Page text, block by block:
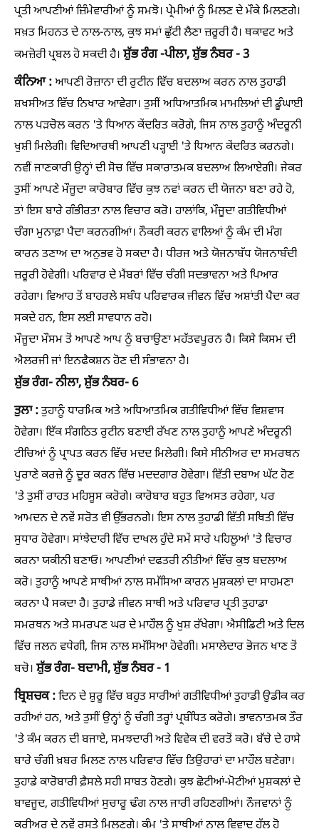
ਪ੍ਰਤੀ ਆਪਣੀਆਂ ਜ਼ਿੰਮੇਵਾਰੀਆਂ ਨੂੰ ਸਮਝੋ। ਪ੍ਰੇਮੀਆਂ ਨੂੰ ਮਿਲਣ ਦੇ ਮੌਕੇ ਮਿਲਣਗੇ।
ਸਖ਼ਤ ਮਿਹਨਤ ਦੇ ਨਾਲ-ਨਾਲ, ਕੁਝ ਸਮਾਂ ਛੁੱਟੀ ਲੈਣਾ ਜ਼ਰੂਰੀ ਹੈ। ਥਕਾਵਟ ਅਤੇ
ਕਮਜ਼ੋਰੀ ਪ੍ਰਬਲ ਹੋ ਸਕਦੀ ਹੈ। ਸ਼ੁੱਭ ਰੰਗ -ਪੀਲਾ, ਸ਼ੁੱਭ ਨੰਬਰ - 3
ਕੰਨਿਆ :ਆਪਣੀ ਰੋਜ਼ਾਨਾ ਦੀ ਰੁਟੀਨ ਵਿੱਚ ਬਦਲਾਅ ਕਰਨ ਨਾਲ ਤੁਹਾਡੀ
ਸ਼ਖਸੀਅਤ ਵਿੱਚ ਨਿਖਾਰ ਆਵੇਗਾ। ਤੁਸੀਂ ਅਧਿਆਤਮਿਕ ਮਾਮਲਿਆਂ ਦੀ ਡੂੰਘਾਈ
ਨਾਲ ਪੜਚੋਲ ਕਰਨ 'ਤੇ ਧਿਆਨ ਕੇਂਦਰਿਤ ਕਰੋਗੇ, ਜਿਸ ਨਾਲ ਤੁਹਾਨੂੰ ਅੰਦਰੂਨੀ
ਖੁਸ਼ੀ ਮਿਲੇਗੀ। ਵਿਦਿਆਰਥੀ ਆਪਣੀ ਪੜ੍ਹਾਈ 'ਤੇ ਧਿਆਨ ਕੇਂਦਰਿਤ ਕਰਨਗੇ।
ਨਵੀਂ ਜਾਣਕਾਰੀ ਉਨ੍ਹਾਂ ਦੀ ਸੋਚ ਵਿੱਚ ਸਕਾਰਾਤਮਕ ਬਦਲਾਅ ਲਿਆਏਗੀ। ਜੇਕਰ
ਤੁਸੀਂ ਆਪਣੇ ਮੌਜੂਦਾ ਕਾਰੋਬਾਰ ਵਿੱਚ ਕੁਝ ਨਵਾਂ ਕਰਨ ਦੀ ਯੋਜਨਾ ਬਣਾ ਰਹੇ ਹੋ,
ਤਾਂ ਇਸ ਬਾਰੇ ਗੰਭੀਰਤਾ ਨਾਲ ਵਿਚਾਰ ਕਰੋ। ਹਾਲਾਂਕਿ, ਮੌਜੂਦਾ ਗਤੀਵਿਧੀਆਂ
ਚੰਗਾ ਮੁਨਾਫ਼ਾ ਪੈਦਾ ਕਰਨਗੀਆਂ। ਨੌਕਰੀ ਕਰਨ ਵਾਲਿਆਂ ਨੂੰ ਕੰਮ ਦੀ ਮੰਗ
ਕਾਰਨ ਤਣਾਅ ਦਾ ਅਨੁਭਵ ਹੋ ਸਕਦਾ ਹੈ। ਧੀਰਜ ਅਤੇ ਯੋਜਨਾਬੱਧ ਯੋਜਨਾਬੰਦੀ
ਜ਼ਰੂਰੀ ਹੋਵੇਗੀ। ਪਰਿਵਾਰ ਦੇ ਮੈਂਬਰਾਂ ਵਿੱਚ ਚੰਗੀ ਸਦਭਾਵਨਾ ਅਤੇ ਪਿਆਰ
ਰਹੇਗਾ। ਵਿਆਹ ਤੋਂ ਬਾਹਰਲੇ ਸਬੰਧ ਪਰਿਵਾਰਕ ਜੀਵਨ ਵਿੱਚ ਅਸ਼ਾਂਤੀ ਪੈਦਾ ਕਰ
ਸਕਦੇ ਹਨ, ਇਸ ਲਈ ਸਾਵਧਾਨ ਰਹੋ।
ਮੌਜੂਦਾ ਮੌਸਮ ਤੋਂ ਆਪਣੇ ਆਪ ਨੂੰ ਬਚਾਉਣਾ ਮਹੱਤਵਪੂਰਨ ਹੈ। ਕਿਸੇ ਕਿਸਮ ਦੀ
ਐਲਰਜੀ ਜਾਂ ਇਨਫੈਕਸ਼ਨ ਹੋਣ ਦੀ ਸੰਭਾਵਨਾ ਹੈ।
ਸ਼ੁੱਭ ਰੰਗ- ਨੀਲਾ, ਸ਼ੁੱਭ ਨੰਬਰ- 6
ਤੁਲਾ :ਤੁਹਾਨੂੰ ਧਾਰਮਿਕ ਅਤੇ ਅਧਿਆਤਮਿਕ ਗਤੀਵਿਧੀਆਂ ਵਿੱਚ ਵਿਸ਼ਵਾਸ
ਹੋਵੇਗਾ। ਇੱਕ ਸੰਗਠਿਤ ਰੁਟੀਨ ਬਣਾਈ ਰੱਖਣ ਨਾਲ ਤੁਹਾਨੂੰ ਆਪਣੇ ਅੰਦਰੂਨੀ
ਟੀਚਿਆਂ ਨੂੰ ਪ੍ਰਾਪਤ ਕਰਨ ਵਿੱਚ ਮਦਦ ਮਿਲੇਗੀ। ਕਿਸੇ ਸੀਨੀਅਰ ਦਾ ਸਮਰਥਨ
ਪੁਰਾਣੇ ਕਰਜ਼ੇ ਨੂੰ ਦੂਰ ਕਰਨ ਵਿੱਚ ਮਦਦਗਾਰ ਹੋਵੇਗਾ। ਵਿੱਤੀ ਦਬਾਅ ਘੱਟ ਹੋਣ
'ਤੇ ਤੁਸੀਂ ਰਾਹਤ ਮਹਿਸੂਸ ਕਰੋਗੇ। ਕਾਰੋਬਾਰ ਬਹੁਤ ਵਿਅਸਤ ਰਹੇਗਾ, ਪਰ
ਆਮਦਨ ਦੇ ਨਵੇਂ ਸਰੋਤ ਵੀ ਉੱਭਰਨਗੇ। ਇਸ ਨਾਲ ਤੁਹਾਡੀ ਵਿੱਤੀ ਸਥਿਤੀ ਵਿੱਚ
ਸੁਧਾਰ ਹੋਵੇਗਾ। ਸਾਂਝੇਦਾਰੀ ਵਿੱਚ ਦਾਖਲ ਹੁੰਦੇ ਸਮੇਂ ਸਾਰੇ ਪਹਿਲੂਆਂ 'ਤੇ ਵਿਚਾਰ
ਕਰਨਾ ਯਕੀਨੀ ਬਣਾਓ। ਆਪਣੀਆਂ ਦਫਤਰੀ ਨੀਤੀਆਂ ਵਿੱਚ ਕੁਝ ਬਦਲਾਅ
ਕਰੋ। ਤੁਹਾਨੂੰ ਆਪਣੇ ਸਾਥੀਆਂ ਨਾਲ ਸਮੱਸਿਆ ਕਾਰਨ ਮੁਸ਼ਕਲਾਂ ਦਾ ਸਾਹਮਣਾ
ਕਰਨਾ ਪੈ ਸਕਦਾ ਹੈ। ਤੁਹਾਡੇ ਜੀਵਨ ਸਾਥੀ ਅਤੇ ਪਰਿਵਾਰ ਪ੍ਰਤੀ ਤੁਹਾਡਾ
ਸਮਰਥਨ ਅਤੇ ਸਮਰਪਣ ਘਰ ਦੇ ਮਾਹੌਲ ਨੂੰ ਖੁਸ਼ ਰੱਖੇਗਾ। ਐਸੀਡਿਟੀ ਅਤੇ ਦਿਲ
ਵਿੱਚ ਜਲਨ ਵਧੇਗੀ, ਜਿਸ ਨਾਲ ਸਮੱਸਿਆ ਹੋਵੇਗੀ। ਮਸਾਲੇਦਾਰ ਭੋਜਨ ਖਾਣ ਤੋਂ
ਬਚੋ। ਸ਼ੁੱਭ ਰੰਗ- ਬਦਾਮੀ, ਸ਼ੁੱਭ ਨੰਬਰ - 1
ਬ੍ਰਿਸ਼ਚਕ :ਦਿਨ ਦੇ ਸ਼ੁਰੂ ਵਿੱਚ ਬਹੁਤ ਸਾਰੀਆਂ ਗਤੀਵਿਧੀਆਂ ਤੁਹਾਡੀ ਉਡੀਕ ਕਰ
ਰਹੀਆਂ ਹਨ, ਅਤੇ ਤੁਸੀਂ ਉਨ੍ਹਾਂ ਨੂੰ ਚੰਗੀ ਤਰ੍ਹਾਂ ਪ੍ਰਬੰਧਿਤ ਕਰੋਗੇ। ਭਾਵਨਾਤਮਕ ਤੌਰ
'ਤੇ ਕੰਮ ਕਰਨ ਦੀ ਬਜਾਏ, ਸਮਝਦਾਰੀ ਅਤੇ ਵਿਵੇਕ ਦੀ ਵਰਤੋਂ ਕਰੋ। ਬੱਚੇ ਦੇ ਹਾਸੇ
ਬਾਰੇ ਚੰਗੀ ਖ਼ਬਰ ਮਿਲਣ ਨਾਲ ਪਰਿਵਾਰ ਵਿੱਚ ਤਿਉਹਾਰਾਂ ਦਾ ਮਾਹੌਲ ਬਣੇਗਾ।
ਤੁਹਾਡੇ ਕਾਰੋਬਾਰੀ ਫ਼ੈਸਲੇ ਸਹੀ ਸਾਬਤ ਹੋਣਗੇ। ਕੁਝ ਛੋਟੀਆਂ-ਮੋਟੀਆਂ ਮੁਸ਼ਕਲਾਂ ਦੇ
ਬਾਵਜੂਦ, ਗਤੀਵਿਧੀਆਂ ਸੁਚਾਰੂ ਢੰਗ ਨਾਲ ਜਾਰੀ ਰਹਿਣਗੀਆਂ। ਨੌਜਵਾਨਾਂ ਨੂੰ
ਕਰੀਅਰ ਦੇ ਨਵੇਂ ਰਸਤੇ ਮਿਲਣਗੇ। ਕੰਮ 'ਤੇ ਸਾਥੀਆਂ ਨਾਲ ਵਿਵਾਦ ਹੱਲ ਹੋ